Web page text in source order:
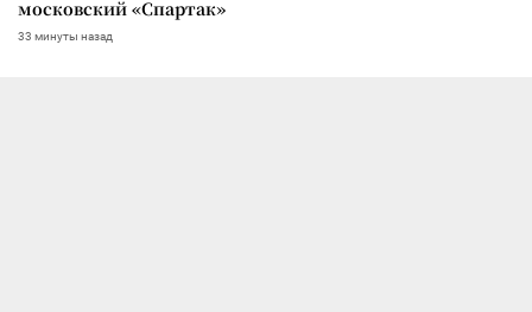
московский «Спартак»
33 минуты назад